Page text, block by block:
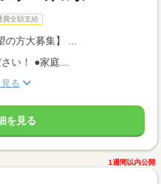
費全額支給
の方大募集】 ...
い！ ●家庭...
る
を見る
1週間以内公開